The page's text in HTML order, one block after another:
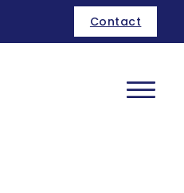
Contact